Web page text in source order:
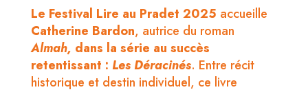
Le Festival Lire au Pradet 2025 accueille
Catherine Bardon, autrice du roman
Almah, dans la série au succès
retentissant : Les Déracinés. Entre récit
historique et destin individuel, ce livre